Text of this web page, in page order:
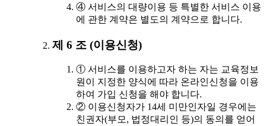
④ 서비스의 대량이용 등 특별한 서비스 이용
에 관한 계약은 별도의 계약으로 합니다.
제 6 조 (이용신청)
① 서비스를 이용하고자 하는 자는 교육정보
원이 지정한 양식에 따라 온라인신청을 이용
하여 가입 신청을 해야 합니다.
② 이용신청자가 14세 미만인자일 경우에는
친권자(부모, 법정대리인 등)의 동의를 얻어